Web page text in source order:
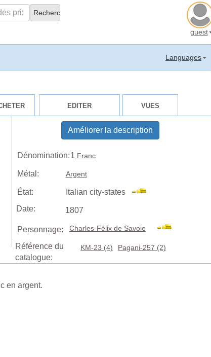
guest
Languages
EDITER VUES
Améliorer la description
Dénomination:1 Franc
Métal: Argent
État:
Italian city-states
Date:
1807
Personnage: Charles-Félix de Savoie
Référence du
catalogue:
KM-23 (4) Pagani-257 (2)
en argent.